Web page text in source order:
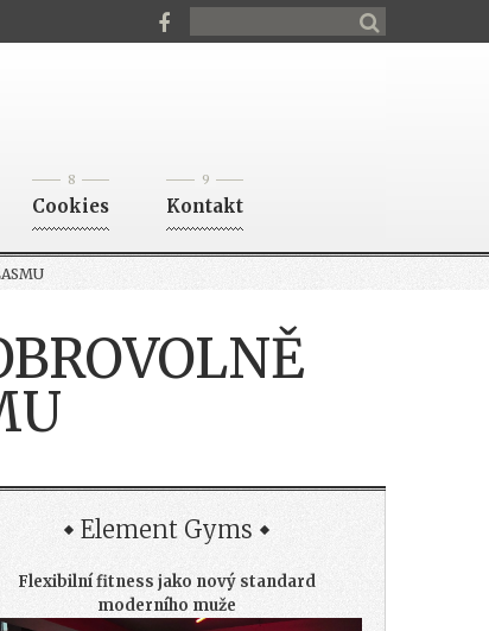
8
Cookies
9
Kontakt
Element Gyms
Flexibilní fitness jako nový standard
moderního muže